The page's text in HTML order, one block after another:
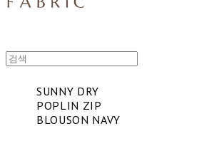
SUNNY DRY
POPLIN ZIP
BLOUSON NAVY